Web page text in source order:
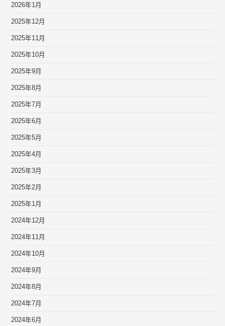
2026年1月
2025年12月
2025年11月
2025年10月
2025年9月
2025年8月
2025年7月
2025年6月
2025年5月
2025年4月
2025年3月
2025年2月
2025年1月
2024年12月
2024年11月
2024年10月
2024年9月
2024年8月
2024年7月
2024年6月